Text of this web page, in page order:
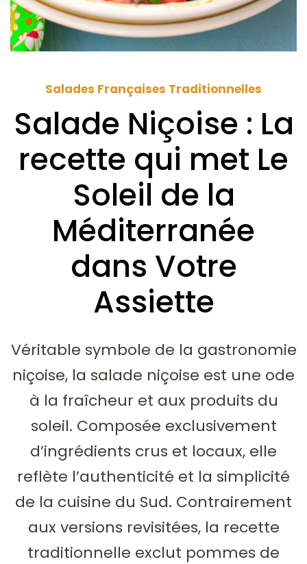
Salades Françaises Traditionnelles
Salade Niçoise : La
recette qui met Le
Soleil de la
Méditerranée
dans Votre
Assiette
Véritable symbole de la gastronomie
niçoise, la salade niçoise est une ode
à la fraîcheur et aux produits du
soleil. Composée exclusivement
d’ingrédients crus et locaux, elle
reflète l’authenticité et la simplicité
de la cuisine du Sud. Contrairement
aux versions revisitées, la recette
traditionnelle exclut pommes de